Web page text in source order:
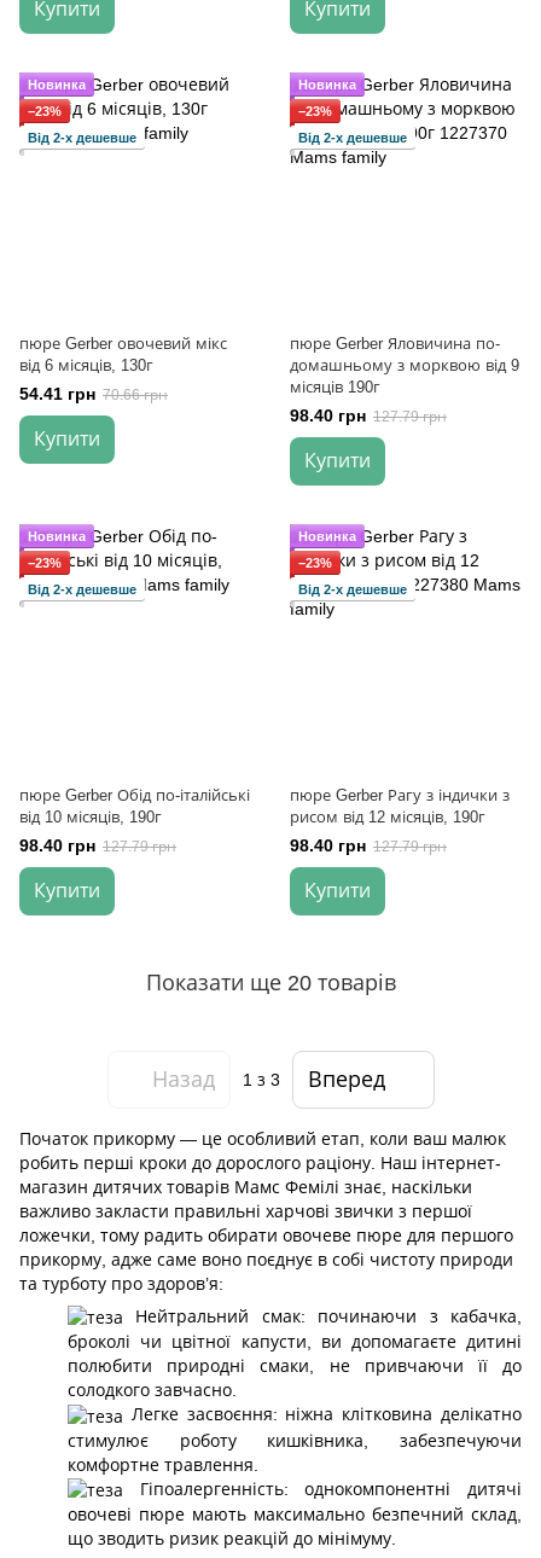
Купити Купити
Новинка
−23%
Від 2-х дешевше
пюре Gerber овочевий мікс
від 6 місяців, 130г
54.41 грн 70.66 грн
Купити
Новинка
−23%
Від 2-х дешевше
пюре Gerber Яловичина по-
домашньому з морквою від 9
місяців 190г
98.40 грн 127.79 грн
Купити
Новинка
−23%
Від 2-х дешевше
пюре Gerber Обід по-італійські
від 10 місяців, 190г
98.40 грн 127.79 грн
Купити
Новинка
−23%
Від 2-х дешевше
пюре Gerber Рагу з індички з
рисом від 12 місяців, 190г
98.40 грн 127.79 грн
Купити
Показати ще 20 товарів
Назад 1 з 3 Вперед
Початок прикорму — це особливий етап, коли ваш малюк
робить перші кроки до дорослого раціону. Наш інтернет-
магазин дитячих товарів Мамс Фемілі знає, наскільки
важливо закласти правильні харчові звички з першої
ложечки, тому радить обирати овочеве пюре для першого
прикорму, адже саме воно поєднує в собі чистоту природи
та турботу про здоров’я:
Нейтральний смак: починаючи з кабачка,
броколі чи цвітної капусти, ви допомагаєте дитині
полюбити природні смаки, не привчаючи її до
солодкого завчасно.
Легке засвоєння: ніжна клітковина делікатно
стимулює роботу кишківника, забезпечуючи
комфортне травлення.
Гіпоалергенність: однокомпонентні дитячі
овочеві пюре мають максимально безпечний склад,
що зводить ризик реакцій до мінімуму.